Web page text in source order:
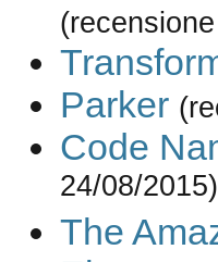
Parker
Code
24/08/2015)
The